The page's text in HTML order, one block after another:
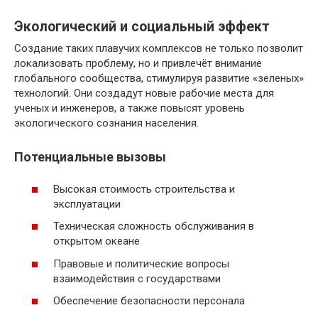
Экологический и социальный эффект
Создание таких плавучих комплексов не только позволит
локализовать проблему, но и привлечёт внимание
глобального сообщества, стимулируя развитие «зеленых»
технологий. Они создадут новые рабочие места для
ученых и инженеров, а также повысят уровень
экологического сознания населения.
Потенциальные вызовы
Высокая стоимость строительства и
эксплуатации
Техническая сложность обслуживания в
открытом океане
Правовые и политические вопросы
взаимодействия с государствами
Обеспечение безопасности персонала